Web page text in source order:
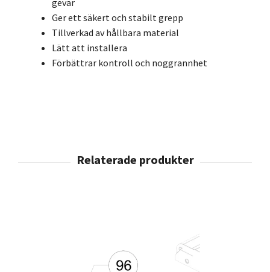
gevär
Ger ett säkert och stabilt grepp
Tillverkad av hållbara material
Lätt att installera
Förbättrar kontroll och noggrannhet